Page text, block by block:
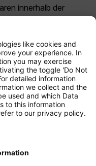
innerhalb der
Bei den für die
handelt es
restriktivste
Gebühren
optionale
Allgemeinen